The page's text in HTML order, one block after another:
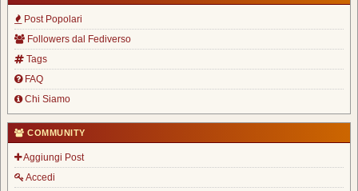
Post Popolari
Followers dal Fediverso
Tags
FAQ
Chi Siamo
COMMUNITY
Aggiungi Post
Accedi